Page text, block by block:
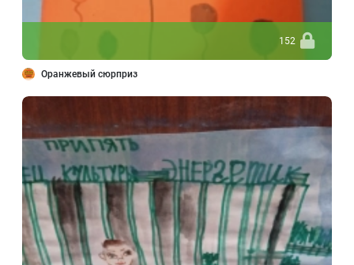
152
Оранжевый сюрприз